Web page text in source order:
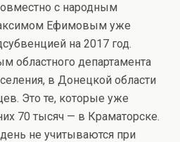
с народным
Ефимовым уже
на 2017 год.
областного департамента
в Донецкой области
Это те, которые уже
70 тысяч — в Краматорске.
не учитываются при